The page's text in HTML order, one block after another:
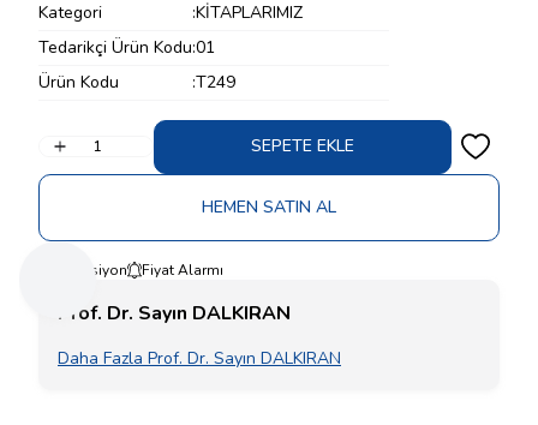
Kategori
:KİTAPLARIMIZ
Tedarikçi Ürün Kodu:01
Ürün Kodu
:T249
SEPETE EKLE Favoriye
HEMEN SATIN AL
Koleksiyon Fiyat Alarmı
Prof. Dr. Sayın DALKIRAN
Daha Fazla Prof. Dr. Sayın DALKIRAN